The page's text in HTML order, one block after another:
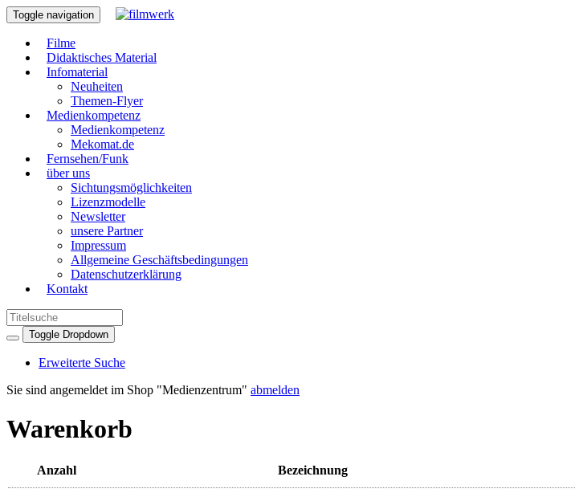
Toggle navigation
Filme
Didaktisches Material
Infomaterial
Neuheiten
Themen-Flyer
Medienkompetenz
Medienkompetenz
Mekomat.de
Fernsehen/Funk
über uns
Sichtungsmöglichkeiten
Lizenzmodelle
Newsletter
unsere Partner
Impressum
Allgemeine Geschäftsbedingungen
Datenschutzerklärung
Kontakt
Toggle Dropdown
Erweiterte Suche
Sie sind angemeldet im Shop "Medienzentrum" abmelden
Warenkorb
Anzahl Bezeichnung